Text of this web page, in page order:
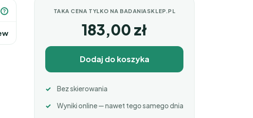
? TAKA CENA TYLKO NA BADANIASKLEP.PL
183,00 zł
Dodaj do koszyka
Bez skierowania
Wyniki online — nawet tego samego dnia